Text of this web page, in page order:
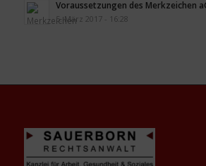
Voraussetzungen des Merkzeichen
5. März 2017 - 16:28